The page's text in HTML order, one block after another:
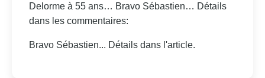
Delorme à 55 ans… Bravo Sébastien… Détails
dans les commentaires:
Bravo Sébastien... Détails dans l'article.